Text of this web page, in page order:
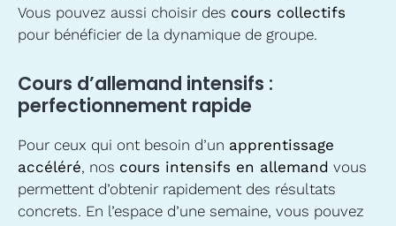
Vous pouvez aussi choisir des cours collectifs
pour bénéficier de la dynamique de groupe.
Cours d’allemand intensifs :
perfectionnement rapide
Pour ceux qui ont besoin d’un apprentissage
accéléré, nos cours intensifs en allemand vous
permettent d’obtenir rapidement des résultats
concrets. En l’espace d’une semaine, vous pouvez